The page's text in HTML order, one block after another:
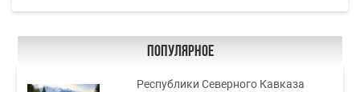
Популярное
Республики Северного Кавказа